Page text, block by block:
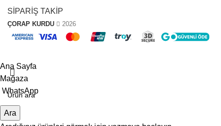
SİPARİŞ TAKİP
ÇORAP KURDU 2026
Ara
Ana Sayfa
Mağaza
WhatsApp